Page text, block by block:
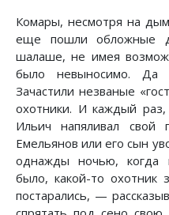
Комары, несмотря на
еще пошли обложные
шалаше, не имея
было невыносимо. Да
Зачастили незваные
охотники. И каждый
Ильич напяливал
Емельянов или его сын
однажды ночью, когда
было, какой-то
постарались, —